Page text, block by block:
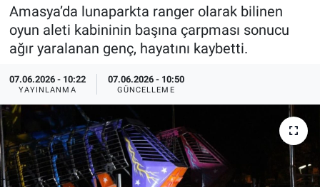
Amasya’da lunaparkta ranger olarak bilinen
oyun aleti kabininin başına çarpması sonucu
ağır yaralanan genç, hayatını kaybetti.
07.06.2026 - 10:22
YAYINLANMA
07.06.2026 - 10:50
GÜNCELLEME
Trend
Yazarlar
Ekonomi
Medya
Özel Haberler
Kadın
Son Dakika Haberleri